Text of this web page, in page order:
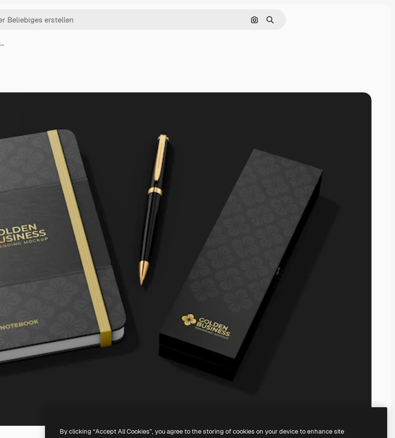
Nach Bild suchen
Suchen
By clicking “Accept All Cookies”, you agree to the storing of cookies on your device to enhance site